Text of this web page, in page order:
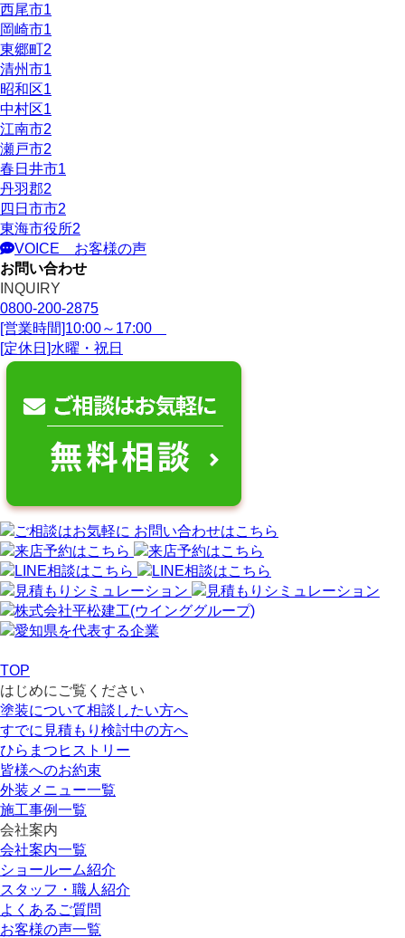
西尾市1
岡崎市1
東郷町2
清州市1
昭和区1
中村区1
江南市2
瀬戸市2
春日井市1
丹羽郡2
四日市市2
東海市役所2
VOICE
お客様の声
お問い合わせ
INQUIRY
0800-200-2875
[営業時間]10:00～17:00
[定休日]水曜・祝日
TOP
はじめにご覧ください
塗装について相談したい方へ
すでに見積もり検討中の方へ
ひらまつヒストリー
皆様へのお約束
外装メニュー一覧
施工事例一覧
会社案内
会社案内一覧
ショールーム紹介
スタッフ・職人紹介
よくあるご質問
お客様の声一覧